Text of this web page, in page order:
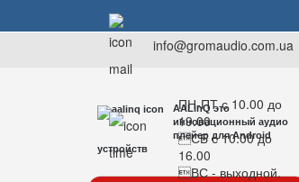
info@gromaudio.com.ua
ПН-ПТ с 10.00 до
19.00
СБ с 10.00 до
16.00
ВС - выходной.
AALinQ это
инновационный аудио
плейер для Android
устройств